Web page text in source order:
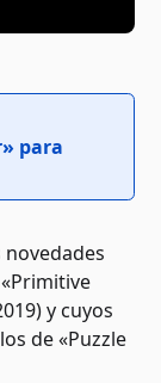
para
y cuyos
de «Puzzle